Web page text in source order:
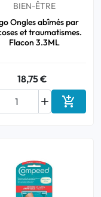
BIEN-ÊTRE
Ongles abîmés par
et traumatismes.
Flacon 3.3ML
18,75 €
 